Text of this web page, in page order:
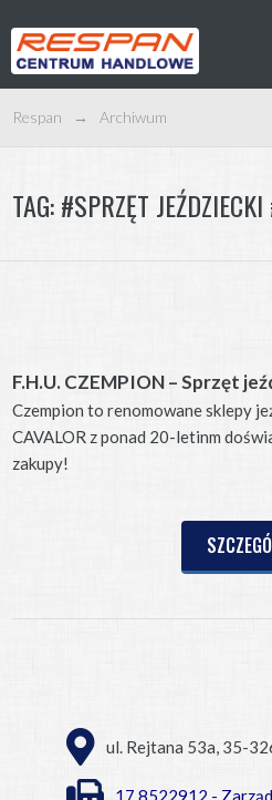
Respan → Archiwum
TAG:#SPRZĘT
F.H.U. CZEMPION – Sprzęt
Czempion to renomowane sklepy
CAVALOR z ponad 20-letinm
zakupy!
ul. Rejtana 53a, 35-
17 8522912 -